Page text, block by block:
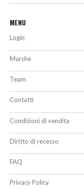
MENU
Login
Marche
Team
Contatti
Condizioni di vendita
Diritto di recesso
FAQ
Privacy Policy